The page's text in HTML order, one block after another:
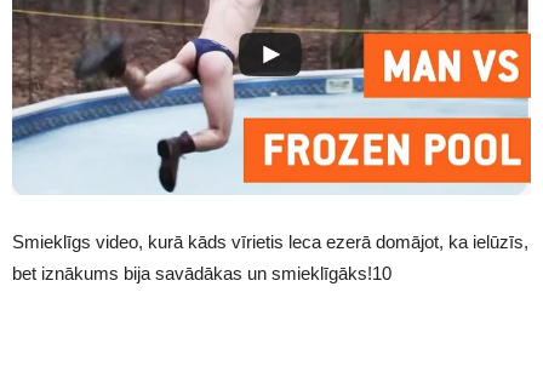
Smieklīgs video, kurā kāds vīrietis leca ezerā domājot, ka ielūzīs,
bet iznākums bija savādākas un smieklīgāks!10